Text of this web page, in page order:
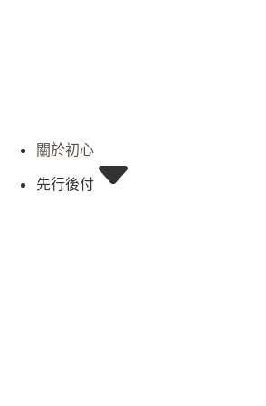
關於初心
先行後付